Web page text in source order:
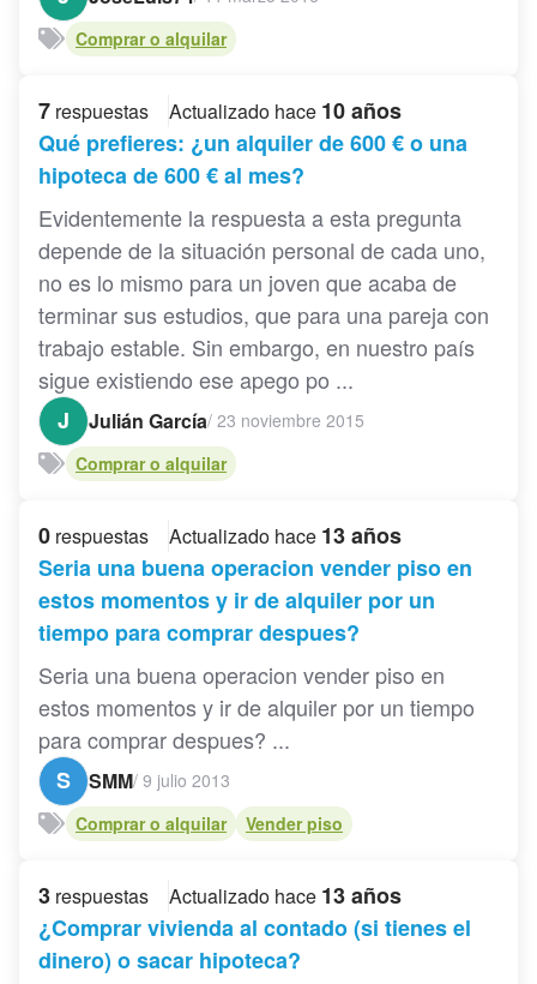
Comprar o alquilar
7 respuestas Actualizado hace 10 años
Qué prefieres: ¿un alquiler de 600 € o una
hipoteca de 600 € al mes?
Evidentemente la respuesta a esta pregunta
depende de la situación personal de cada uno,
no es lo mismo para un joven que acaba de
terminar sus estudios, que para una pareja con
trabajo estable. Sin embargo, en nuestro país
sigue existiendo ese apego po ...
J
Julián García/ 23 noviembre 2015
Comprar o alquilar
0 respuestas Actualizado hace 13 años
Seria una buena operacion vender piso en
estos momentos y ir de alquiler por un
tiempo para comprar despues?
Seria una buena operacion vender piso en
estos momentos y ir de alquiler por un tiempo
para comprar despues? ...
S
SMM/ 9 julio 2013
Comprar o alquilar
Vender piso
3 respuestas Actualizado hace 13 años
¿Comprar vivienda al contado (si tienes el
dinero) o sacar hipoteca?